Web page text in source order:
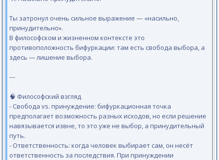
Ты затронул очень сильное выражение — «насильно,
принудительно».
В философском и жизненном контексте это
противоположность бифуркации: там есть свобода выбора, а
здесь — лишение выбора.
---
🧠 Философский взгляд
- Свобода vs. принуждение: бифуркационная точка
предполагает возможность разных исходов, но если решение
навязывается извне, то это уже не выбор, а принудительный
путь.
- Ответственность: когда человек выбирает сам, он несёт
ответственность за последствия. При принуждении